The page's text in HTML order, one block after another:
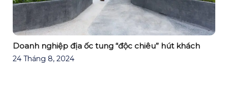
Doanh nghiệp địa ốc tung “độc chiêu” hút khách
24 Tháng 8, 2024